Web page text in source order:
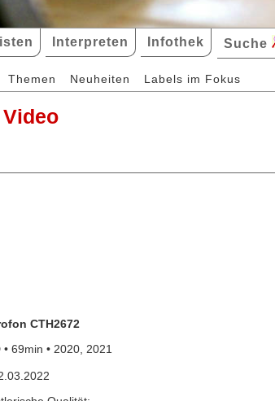
Interpreten Infothek Suche
Themen Neuheiten Labels im Fokus
Video
CTH2672
• 69min • 2020, 2021